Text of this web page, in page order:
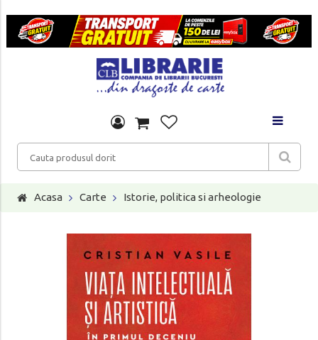
Acasa Carte Istorie, politica si arheologie